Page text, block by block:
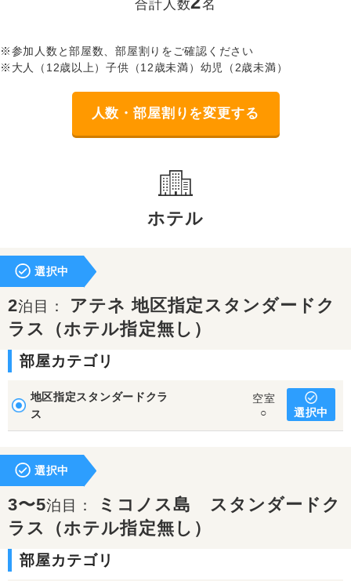
合計人数 名
※参加人数と部屋数、部屋割りをご確認ください
※大人（12歳以上）子供（12歳未満）幼児（2歳未満）
人数・部屋割りを変更する
ホテル
選択中
2泊目： アテネ 地区指定スタンダードク
ラス（ホテル指定無し）
部屋カテゴリ
地区指定スタンダードクラ
ス
空室
○
選択中
選択中
3〜5泊目：
ミコノス島 スタンダードク
ラス（ホテル指定無し）
部屋カテゴリ